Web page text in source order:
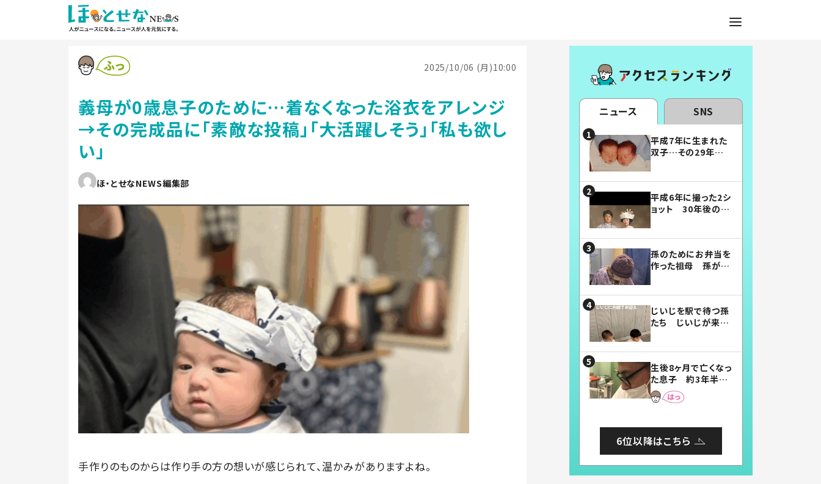
2025/10/06 (月)10:00
義母が0歳息子のために…着なくなった浴衣をアレンジ
→その完成品に「素敵な投稿」「大活躍しそう」「私も欲し
い」
ほ・とせなNEWS編集部
手作りのものからは作り手の方の想いが感じられて、温かみがありますよね。
ニュース SNS
平成7年に生まれた
双子…その29年後
平成6年に撮った2シ
ョット 30年後の姿
孫のためにお弁当を
作った祖母 孫が絶
じいじを駅で待つ孫
たち じいじが来た
まらない」「幸せにな
れる」
生後8ヶ月で亡くなっ
た息子 約3年半
後、当時の妻の日記
に書いてあった本音
6位以降はこちら